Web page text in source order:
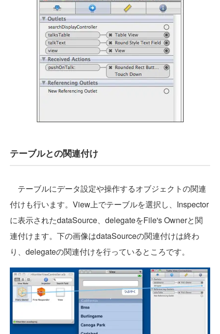
テーブルとの関連付け
テーブルにデータ設定や操作するオブジェクトの関連
付けも行います。View上でテーブルを選択し、Inspector
に表示されたdataSource、delegateをFile's Ownerと関
連付けます。下の画像はdataSourceの関連付けは終わ
り、delegateの関連付けを行っているところです。